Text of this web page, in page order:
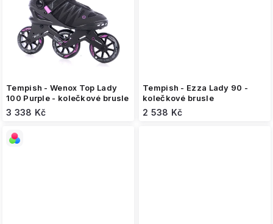
Tempish - Wenox Top Lady
100 Purple - kolečkové brusle
3 338 Kč
Tempish - Ezza Lady 90 -
kolečkové brusle
2 538 Kč